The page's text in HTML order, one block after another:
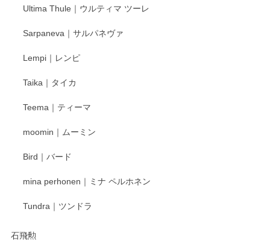
Ultima Thule｜ウルティマ ツーレ
Sarpaneva｜サルパネヴァ
Lempi｜レンピ
Taika｜タイカ
Teema｜ティーマ
moomin｜ムーミン
Bird｜バード
mina perhonen｜ミナ ペルホネン
Tundra｜ツンドラ
石飛勲